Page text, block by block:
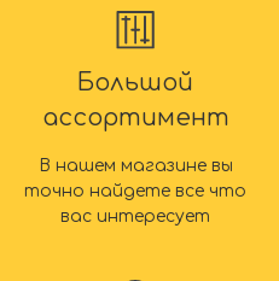
Большой
ассортимент
В нашем магазине вы
точно найдете все что
вас интересует